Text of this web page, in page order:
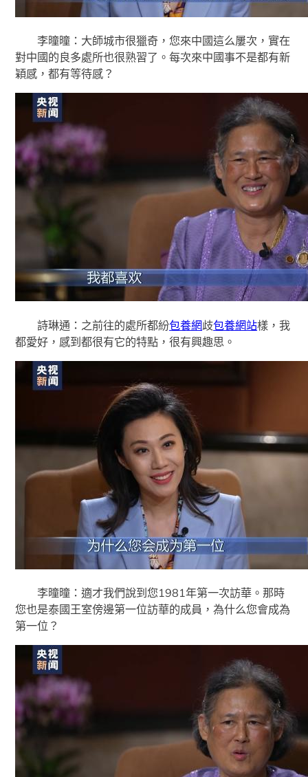
李曈曈：大師城市很獵奇，您來中國這么屢次，實在
對中國的良多處所也很熟習了。每次來中國事不是都有新
穎感，都有等待感？
詩琳通：之前往的處所都紛包養網歧包養網站樣，我
都愛好，感到都很有它的特點，很有興趣思。
李曈曈：適才我們說到您1981年第一次訪華。那時
您也是泰國王室傍邊第一位訪華的成員，為什么您會成為
第一位？